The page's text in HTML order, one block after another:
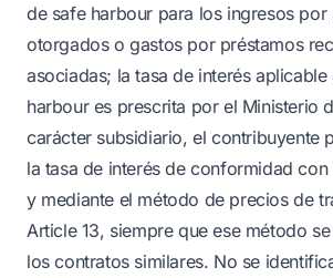
de safe harbour para los ingresos por
otorgados o gastos por préstamos
asociadas; la tasa de interés aplicable
harbour es prescrita por el Ministerio
carácter subsidiario, el contribuyente
la tasa de interés de conformidad
y mediante el método de precios de
Article 13, siempre que ese método
los contratos similares. No se